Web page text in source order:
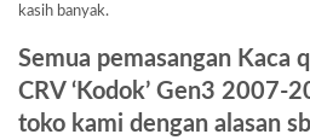
kasih banyak.
Semua pemasangan Kaca
CRV ‘Kodok’ Gen3 2007-
toko kami dengan alasan